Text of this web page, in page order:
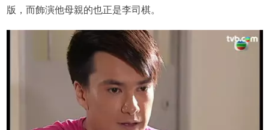
版，而飾演他母親的也正是李司棋。